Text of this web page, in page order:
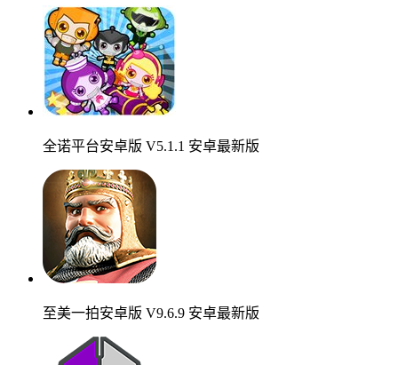
全诺平台安卓版 V5.1.1 安卓最新版
至美一拍安卓版 V9.6.9 安卓最新版